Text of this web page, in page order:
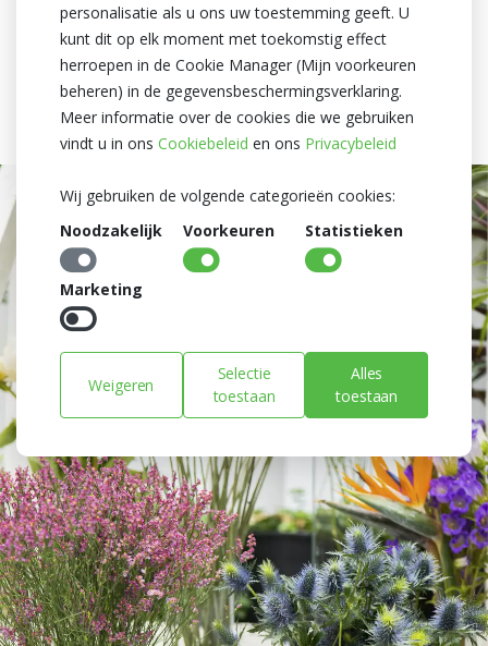
“Een kaartje
erbij?” – bijpassend artikel
“Deze plant past perfect in deze
” – pot-plant combinatie
“Maak het af met
seizoensdecoratie ” – aanvullend product
“Nog iets kleins bij de kassa?” – impulsaankoop
“Wist u dat we ook workshops geven?” – aanvullende dienst
personalisatie als u ons uw toestemming geeft. U
kunt dit op elk moment met toekomstig effect
herroepen in de Cookie Manager (Mijn voorkeuren
beheren) in de gegevensbeschermingsverklaring.
Meer informatie over de cookies die we gebruiken
vindt u in ons Cookiebeleid en ons Privacybeleid
Wij gebruiken de volgende categorieën cookies:
Noodzakelijk
Voorkeuren Statistieken
Marketing
Weigeren
Selectie
toestaan
Alles
toestaan